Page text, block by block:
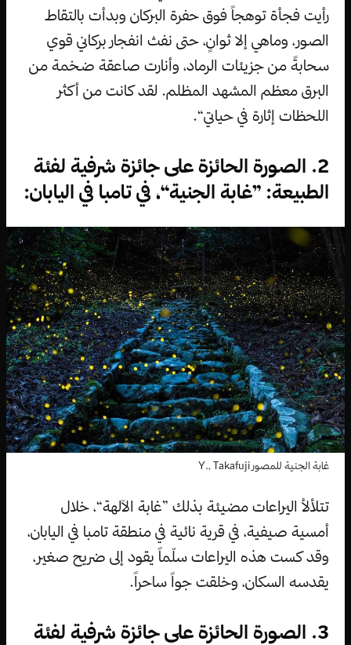
رأيت فجأة توهجاً فوق حفرة البركان وبدأت بالتقاط
الصور، وماهي إلا ثوانٍ، حتى نفث انفجار بركاني قوي
سحابةً من جزيئات الرماد، وأنارت صاعقة ضخمة من
البرق معظم المشهد المظلم. لقد كانت من أكثر
اللحظات إثارة في حياتي“.
2. الصورة الحائزة على جائزة شرفية لفئة
الطبيعة: ”غابة الجنية“، في تامبا في اليابان:
غابة الجنية للمصور Y., Takafuji
تتلألأ اليراعات مضيئة بذلك ”غابة الآلهة“، خلال
أمسية صيفية، في قرية نائية في منطقة تامبا في اليابان،
وقد كست هذه اليراعات سلّماً يقود إلى ضريح صغير،
يقدسه السكان، وخلقت جواً ساحراً.
3. الصورة الحائزة على جائزة شرفية لفئة